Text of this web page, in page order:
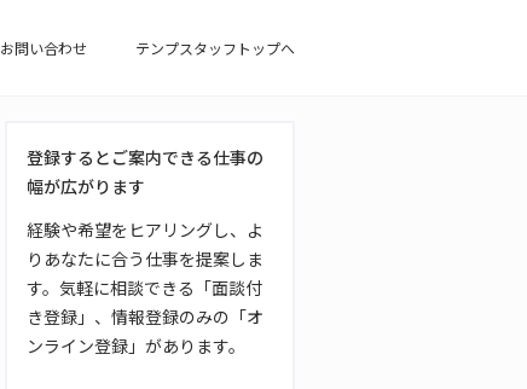
お問い合わせ テンプスタッフトップへ
登録するとご案内できる仕事の
幅が広がります
経験や希望をヒアリングし、よ
りあなたに合う仕事を提案しま
す。気軽に相談できる「面談付
き登録」、情報登録のみの「オ
ンライン登録」があります。